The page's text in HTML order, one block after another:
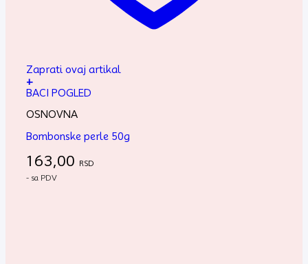
Zaprati ovaj artikal
+
BACI POGLED
OSNOVNA
Bombonske perle 50g
163,00 RSD
- sa PDV